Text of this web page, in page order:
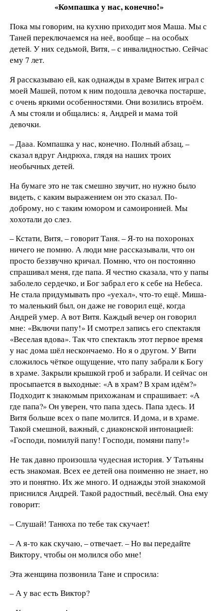
«Компашка у нас, конечно!»
Пока мы говорим, на кухню приходит моя Маша. Мы с
Таней переключаемся на неё, вообще – на особых
детей. У них седьмой, Витя, – с инвалидностью. Сейчас
ему 7 лет.
Я рассказываю ей, как однажды в храме Витек играл с
моей Машей, потом к ним подошла девочка постарше,
с очень яркими особенностями. Они возились втроём.
А мы стояли и общались: я, Андрей и мама той
девочки.
– Дааа. Компашка у нас, конечно. Полный абзац, –
сказал вдруг Андрюха, глядя на наших троих
необычных детей.
На бумаге это не так смешно звучит, но нужно было
видеть, с каким выражением он это сказал. По-
доброму, но с таким юмором и самоиронией. Мы
хохотали до слез.
– Кстати, Витя, – говорит Таня. – Я-то на похоронах
ничего не помню. А люди мне рассказывали, что он
просто беззвучно кричал. Помню, что он постоянно
спрашивал меня, где папа. Я честно сказала, что у папы
заболело сердечко, и Бог забрал его к себе на Небеса.
Не стала придумывать про «уехал», что-то ещё. Миша-
то маленький был, он даже не говорил ещё, когда
Андрей умер. А вот Витя. Каждый вечер он говорил
мне: «Включи папу!» И смотрел запись его спектакля
«Веселая вдова». Так что спектакль этот первое время
у нас дома шёл нескончаемо. Но я о другом. У Вити
сложилось чёткое ощущение, что папу забрали к Богу
в храме. Закрыли крышкой гроб и забрали. И сейчас он
просыпается в выходные: «А в храм? В храм идём?»
Подходит к знакомым прихожанам и спрашивает: «А
где папа?» Он уверен, что папа здесь. Папа здесь. И
Витя больше всех о папе молится. И дома, и в храме.
Такой смешной, важный, с диаконской интонацией:
«Господи, помилуй папу! Господи, помяни папу!»
Не так давно произошла чудесная история. У Татьяны
есть знакомая. Всех ее детей она поименно не знает, но
это и понятно. Их же много. И однажды этой знакомой
приснился Андрей. Такой радостный, весёлый. Она ему
говорит:
– Слушай! Танюха по тебе так скучает!
– А я-то как скучаю, – отвечает. – Но вы передайте
Виктору, чтобы он молился обо мне!
Эта женщина позвонила Тане и спросила:
– А у вас есть Виктор?